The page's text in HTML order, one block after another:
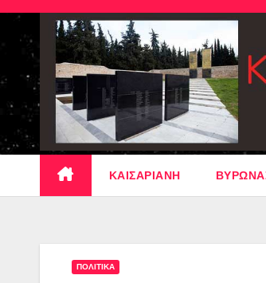
Skip
content
ΚΑΙΣΑΡΙΑΝΗ
ΠΟΛΙΤΙΚΑ